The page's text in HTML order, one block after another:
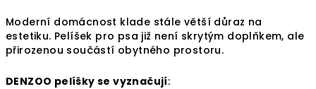
Moderní domácnost klade stále větší důraz na
estetiku. Pelíšek pro psa již není skrytým doplňkem, ale
přirozenou součástí obytného prostoru.
DENZOO pelíšky se vyznačují: